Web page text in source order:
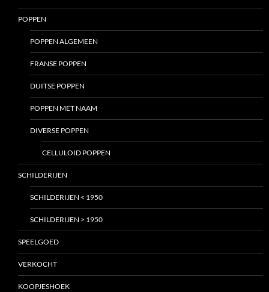
POPPEN
POPPEN ALGEMEEN
FRANSE POPPEN
DUITSE POPPEN
POPPEN MET NAAM
DIVERSE POPPEN
CELLULOID POPPEN
SCHILDERIJEN
SCHILDERIJEN < 1950
SCHILDERIJEN > 1950
SPEELGOED
VERKOCHT
KOOPJESHOEK